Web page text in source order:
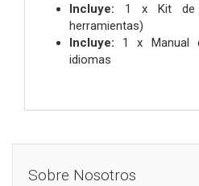
Incluye: 1 x Kit de
herramientas)
Incluye: 1 x Manual
idiomas
Sobre Nosotros